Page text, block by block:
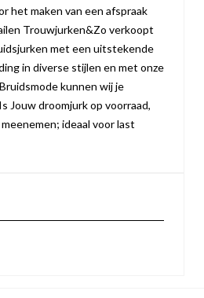
het maken van een afspraak
Trouwjurken&Zo verkoopt
met een uitstekende
in diverse stijlen en met onze
kunnen wij je
Jouw droomjurk op voorraad,
ideaal voor last